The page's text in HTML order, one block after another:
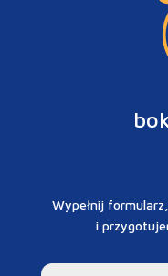
Wypełnij
i